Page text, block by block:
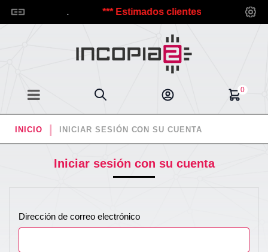
a Incopia2. *** Estimados clientes, debido a las
0
INICIO INICIAR SESIÓN CON SU CUENTA
Iniciar sesión con su cuenta
Dirección de correo electrónico